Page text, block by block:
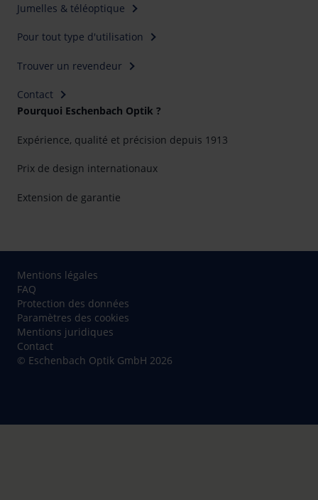
Jumelles & téléoptique
Pour tout type d'utilisation
Trouver un revendeur
Contact
Pourquoi Eschenbach Optik ?
Expérience, qualité et précision depuis 1913
Prix de design internationaux
Extension de garantie
© Eschenbach Optik GmbH 2026
Mentions légales
FAQ
Protection des données
Paramètres des cookies
Mentions juridiques
Contact